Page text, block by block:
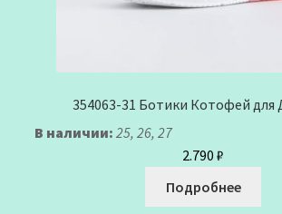
354063-31 Ботики Котофей для
В наличии: 25, 26, 27
2.790 ₽
Подробнее